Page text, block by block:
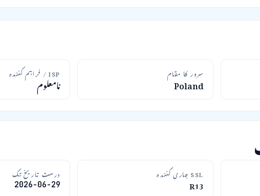
سرور کا مقام
Poland
ISP / فراہم کنندہ
نامعلوم
SSL جاری کنندہ
R13
درست تاریخ تک
2026-06-29